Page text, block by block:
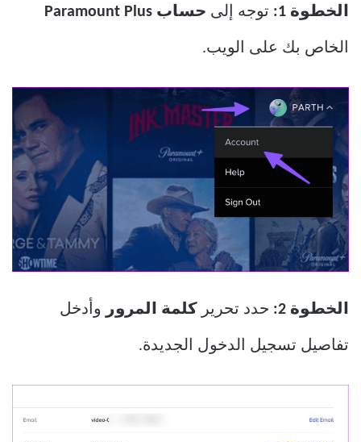
الخطوة 1: توجه إلى حساب Paramount Plus
الخاص بك على الويب.
الخطوة 2: حدد تحرير كلمة المرور وأدخل
تفاصيل تسجيل الدخول الجديدة.